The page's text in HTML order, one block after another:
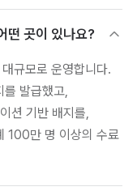
떤 곳이 있나요?
규모로 운영합니다.
발급했고,
션 기반 배지를,
만 명 이상의 수료